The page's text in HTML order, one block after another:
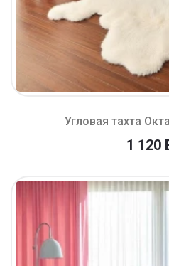
Угловая тахта
1 120